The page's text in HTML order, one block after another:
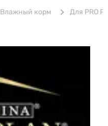
Влажный корм Для PRO